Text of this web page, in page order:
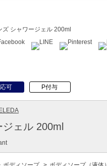
ズ シャワージェル 200ml
可 P付与
ジェル 200ml